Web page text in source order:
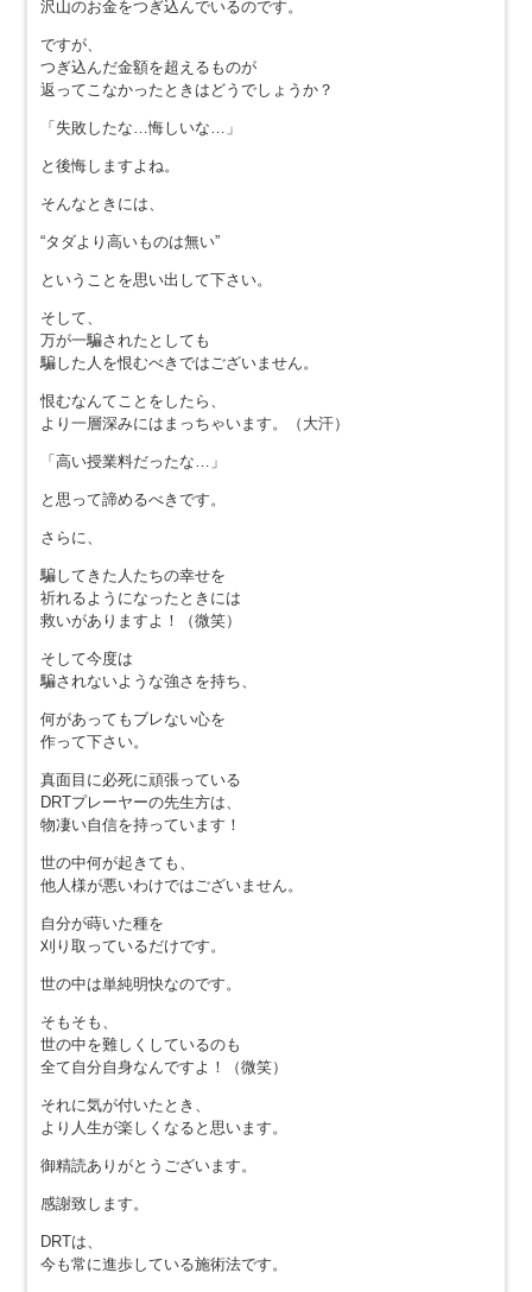
沢山のお金をつぎ込んでいるのです。
ですが、
つぎ込んだ金額を超えるものが
返ってこなかったときはどうでしょうか？
「失敗したな…悔しいな…」
と後悔しますよね。
そんなときには、
“タダより高いものは無い”
ということを思い出して下さい。
そして、
万が一騙されたとしても
騙した人を恨むべきではございません。
恨むなんてことをしたら、
より一層深みにはまっちゃいます。（大汗）
「高い授業料だったな…」
と思って諦めるべきです。
さらに、
騙してきた人たちの幸せを
祈れるようになったときには
救いがありますよ！（微笑）
そして今度は
騙されないような強さを持ち、
何があってもブレない心を
作って下さい。
真面目に必死に頑張っている
DRTプレーヤーの先生方は、
物凄い自信を持っています！
世の中何が起きても、
他人様が悪いわけではございません。
自分が蒔いた種を
刈り取っているだけです。
世の中は単純明快なのです。
そもそも、
世の中を難しくしているのも
全て自分自身なんですよ！（微笑）
それに気が付いたとき、
より人生が楽しくなると思います。
御精読ありがとうございます。
感謝致します。
DRTは、
今も常に進歩している施術法です。